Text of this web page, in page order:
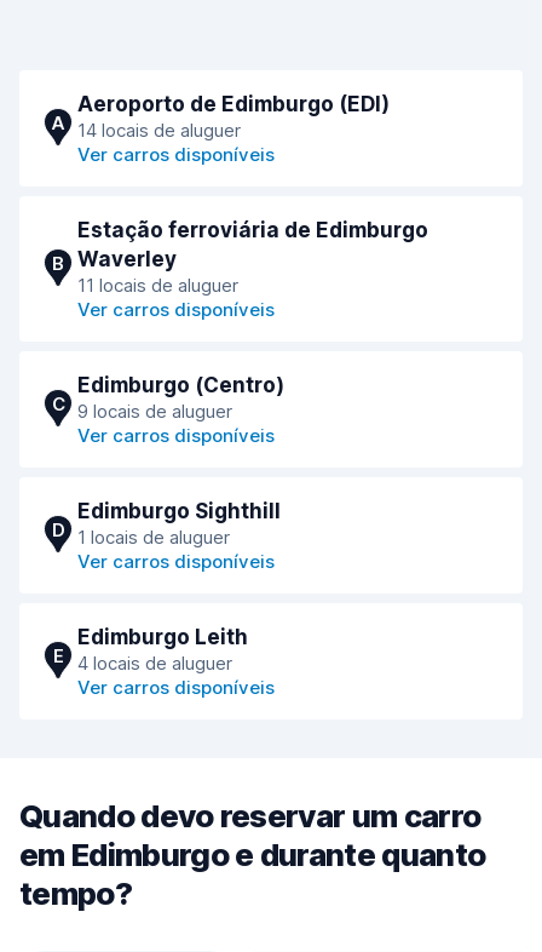
A
Aeroporto de Edimburgo (EDI)
14 locais de aluguer
Ver carros disponíveis
B
Estação ferroviária de Edimburgo
Waverley
11 locais de aluguer
Ver carros disponíveis
C
Edimburgo (Сentro)
9 locais de aluguer
Ver carros disponíveis
D
Edimburgo Sighthill
1 locais de aluguer
Ver carros disponíveis
E
Edimburgo Leith
4 locais de aluguer
Ver carros disponíveis
Quando devo reservar um carro
em Edimburgo e durante quanto
tempo?